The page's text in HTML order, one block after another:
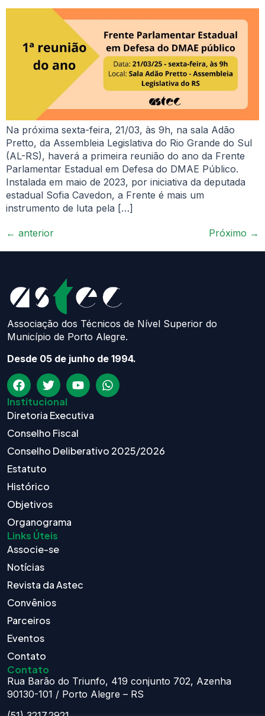
Na próxima sexta-feira, 21/03, às 9h, na sala Adão
Pretto, da Assembleia Legislativa do Rio Grande do Sul
(AL-RS), haverá a primeira reunião do ano da Frente
Parlamentar Estadual em Defesa do DMAE Público.
Instalada em maio de 2023, por iniciativa da deputada
estadual Sofia Cavedon, a Frente é mais um
instrumento de luta pela […]
← anterior Próximo →
Associação dos Técnicos de Nível Superior do
Município de Porto Alegre.
Desde 05 de junho de 1994.
Institucional
Diretoria Executiva
Conselho Fiscal
Conselho Deliberativo 2025/2026
Estatuto
Histórico
Objetivos
Organograma
Links Úteis
Associe-se
Notícias
Revista da Astec
Convênios
Parceiros
Eventos
Contato
Contato
Rua Barão do Triunfo, 419 conjunto 702, Azenha
90130-101 / Porto Alegre – RS